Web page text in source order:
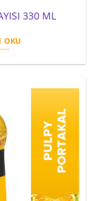
330 ML
OKU